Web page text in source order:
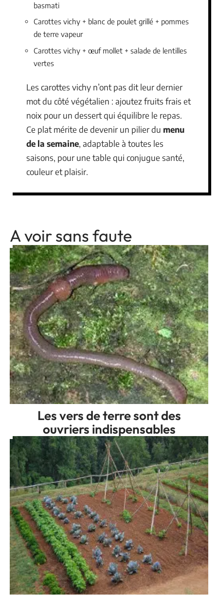
basmati
Carottes vichy + blanc de poulet grillé + pommes
de terre vapeur
Carottes vichy + œuf mollet + salade de lentilles
vertes
Les carottes vichy n’ont pas dit leur dernier
mot du côté végétalien : ajoutez fruits frais et
noix pour un dessert qui équilibre le repas.
Ce plat mérite de devenir un pilier du menu
de la semaine, adaptable à toutes les
saisons, pour une table qui conjugue santé,
couleur et plaisir.
A voir sans faute
Les vers de terre sont des
ouvriers indispensables